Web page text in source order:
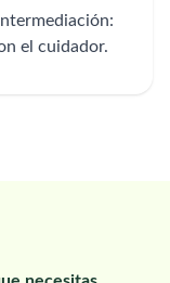
el cuidador.